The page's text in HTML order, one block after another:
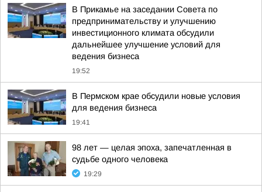
В Прикамье на заседании Совета по
предпринимательству и улучшению
инвестиционного климата обсудили
дальнейшее улучшение условий для
ведения бизнеса
19:52
В Пермском крае обсудили новые условия
для ведения бизнеса
19:41
98 лет — целая эпоха, запечатленная в
судьбе одного человека
19:29